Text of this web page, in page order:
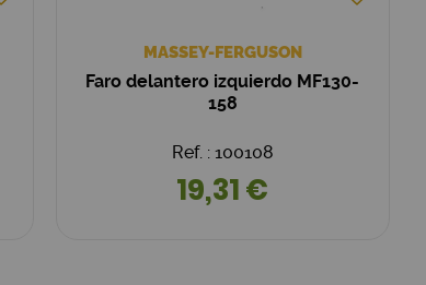
MASSEY-FERGUSON
Faro delantero izquierdo MF130-
158
Ref. : 100108
19,31 €